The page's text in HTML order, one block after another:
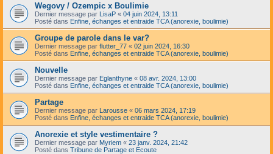
Wegovy / Ozempic x Boulimie
Dernier message par LisaP « 04 juin 2024, 13:11
Posté dans Enfine, échanges et entraide TCA (anorexie, boulimie)
Groupe de parole dans le var?
Dernier message par flutter_77 « 02 juin 2024, 16:30
Posté dans Enfine, échanges et entraide TCA (anorexie, boulimie)
Nouvelle
Dernier message par Eglanthyne « 08 avr. 2024, 13:00
Posté dans Enfine, échanges et entraide TCA (anorexie, boulimie)
Partage
Dernier message par Larousse « 06 mars 2024, 17:19
Posté dans Enfine, échanges et entraide TCA (anorexie, boulimie)
Anorexie et style vestimentaire ?
Dernier message par Myriem « 23 janv. 2024, 21:42
Posté dans Tribune de Partage et Ecoute